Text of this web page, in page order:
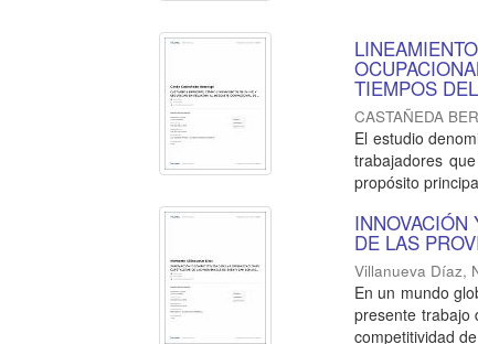
TIEMPOS
CASTAÑEDA
El estudio
trabajadores
propósito
INNOVACIÓN
DE LAS
Villanueva Díaz,
En un mundo
presente trabajo
competitividad